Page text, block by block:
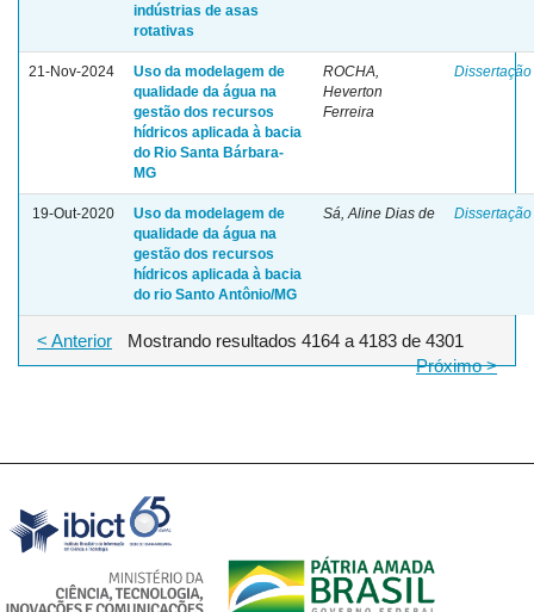
indústrias de asas
rotativas
21-Nov-2024
Uso da modelagem de
qualidade da água na
gestão dos recursos
hídricos aplicada à bacia
do Rio Santa Bárbara-
MG
ROCHA,
Heverton
Ferreira
Dissertação
19-Out-2020
Uso da modelagem de
qualidade da água na
gestão dos recursos
hídricos aplicada à bacia
do rio Santo Antônio/MG
Sá, Aline Dias de Dissertação
Mostrando resultados 4164 a 4183 de 4301
< Anterior
Próximo >